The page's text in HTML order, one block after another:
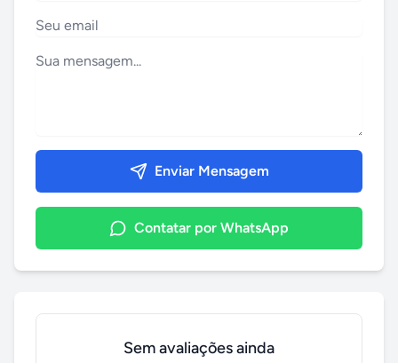
Enviar Mensagem
Contatar por WhatsApp
Sem avaliações ainda